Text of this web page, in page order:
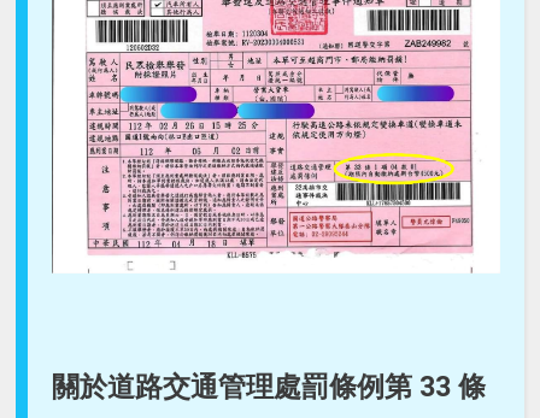
關於道路交通管理處罰條例第 33 條